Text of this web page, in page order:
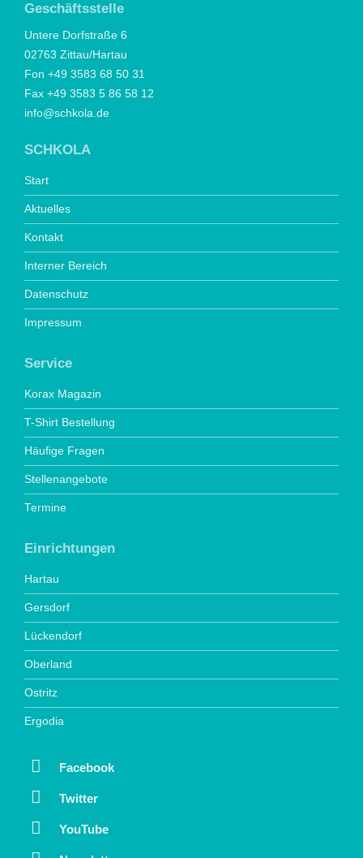
Geschäftsstelle
Untere Dorfstraße 6
02763 Zittau/Hartau
Fon +49 3583 68 50 31
Fax +49 3583 5 86 58 12
info@schkola.de
SCHKOLA
Start
Aktuelles
Kontakt
Interner Bereich
Datenschutz
Impressum
Service
Korax Magazin
T-Shirt Bestellung
Häufige Fragen
Stellenangebote
Termine
Einrichtungen
Hartau
Gersdorf
Lückendorf
Oberland
Ostritz
Ergodia
Facebook
Twitter
YouTube